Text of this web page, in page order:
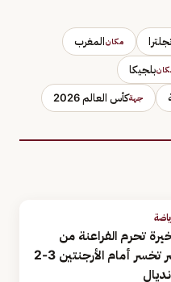
مكانالمغرب
بلجيكا
جهةكأس العالم 2026
تحرم الفراعنة من
الحلم.. مصر تخسر أمام الأرجنتين 3-2